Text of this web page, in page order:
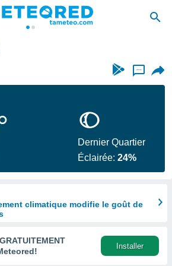
...
Dernier Quartier
Éclairée:24%
climatique modifie le goût de
GRATUITEMENT
Installer